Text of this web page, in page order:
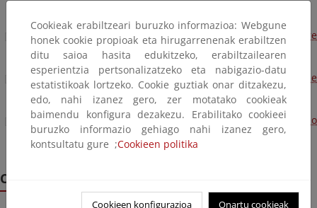
Web de la Conferencia de las Naciones Unidas sobre
Comercio y Transporte (UNCTAD)
Web de la UE proyectos demostración gestión integrada de
zonas costeras
Web del Convenio OSPAR sobre la protección del medio
ambiente marino del Atlántico nordeste
Campaña medusas
Cookieak erabiltzeari buruzko informazioa: Webgune
honek cookie propioak eta hirugarrenenak erabiltzen
ditu saioa hasita edukitzeko, erabiltzailearen
esperientzia pertsonalizatzeko eta nabigazio-datu
estatistikoak lortzeko. Cookie guztiak onar ditzakezu,
edo, nahi izanez gero, zer motatako cookieak
baimendu konfigura dezakezu. Erabilitako cookieei
buruzko informazio gehiago nahi izanez gero,
kontsultatu gure ;Cookieen politika
Cookieen konfigurazioa Onartu cookieak